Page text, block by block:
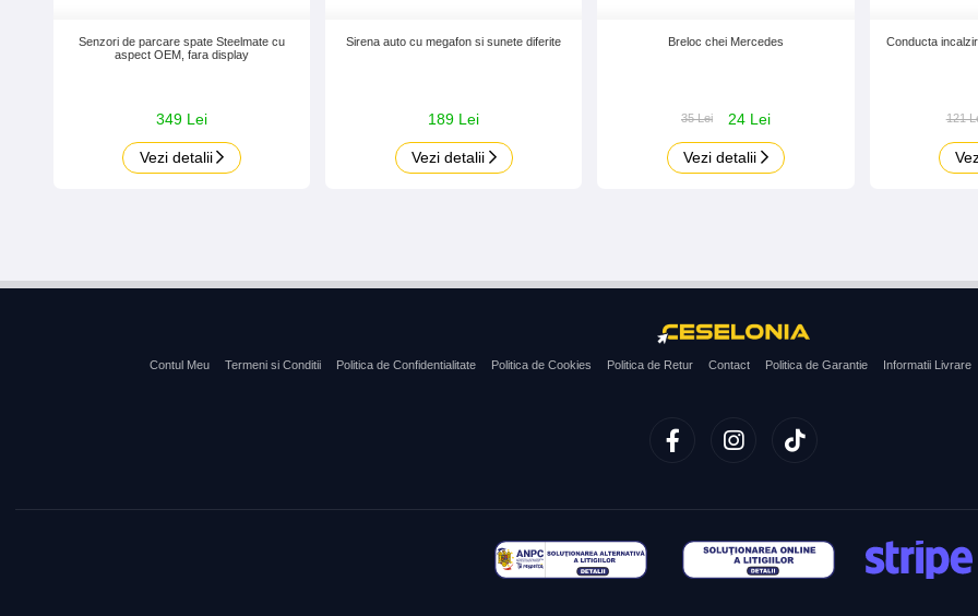
Senzori de parcare spate Steelmate cu
aspect OEM, fara display
349 Lei
Vezi detalii
Sirena auto cu megafon si sunete diferite
189 Lei
Vezi detalii
Breloc chei Mercedes
35 Lei 24 Lei
Vezi detalii
Conducta
121
Contul Meu Termeni si Conditii Politica de Confidentialitate Politica de Cookies Politica de Retur Contact Politica de Garantie Informatii Livrare